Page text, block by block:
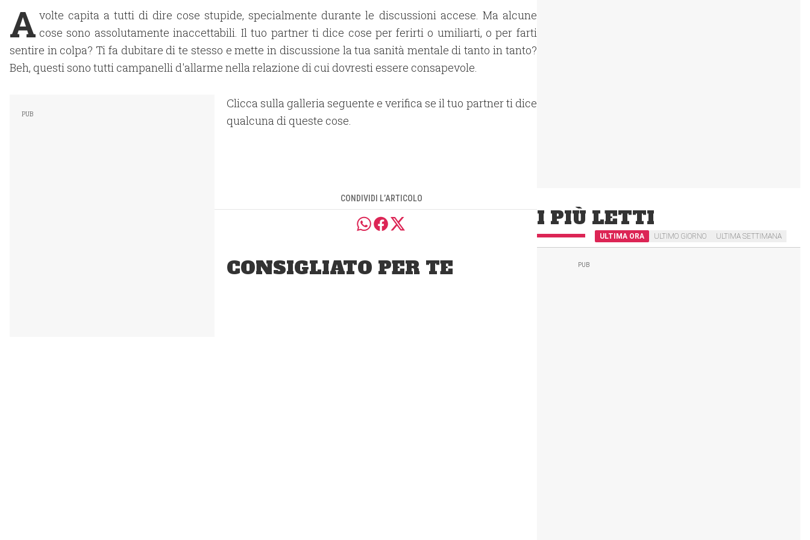
A volte capita a tutti di dire cose stupide, specialmente durante le discussioni accese. Ma alcune
cose sono assolutamente inaccettabili. Il tuo partner ti dice cose per ferirti o umiliarti, o per farti
sentire in colpa? Ti fa dubitare di te stesso e mette in discussione la tua sanità mentale di tanto in tanto?
Beh, questi sono tutti campanelli d'allarme nella relazione di cui dovresti essere consapevole.
Clicca sulla galleria seguente e verifica se il tuo partner ti dice
qualcuna di queste cose.
CONDIVIDI L’ARTICOLO
CONSIGLIATO PER TE
I PIÙ LETTI
ULTIMA ORA ULTIMO GIORNO ULTIMA SETTIMANA